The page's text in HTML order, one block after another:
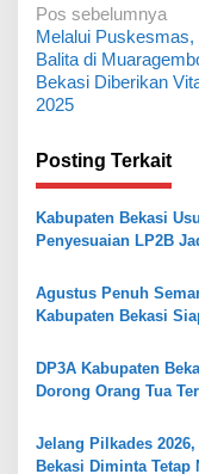
N
a
v
i
g
a
s
i
p
o
s
Pos sebelumnya
Melalui Puskesmas,
Balita di
Bekasi Diberikan
2025
Posting Terkait
Kabupaten Bekasi
Penyesuaian LP2B
Industri dan Pertanian
Agustus Penuh
Kabupaten Bekasi
Hari Besar
DP3A Kabupaten
Dorong Orang Tua
Lindungi Anak
Jelang Pilkades 2026,
Bekasi Diminta Tetap